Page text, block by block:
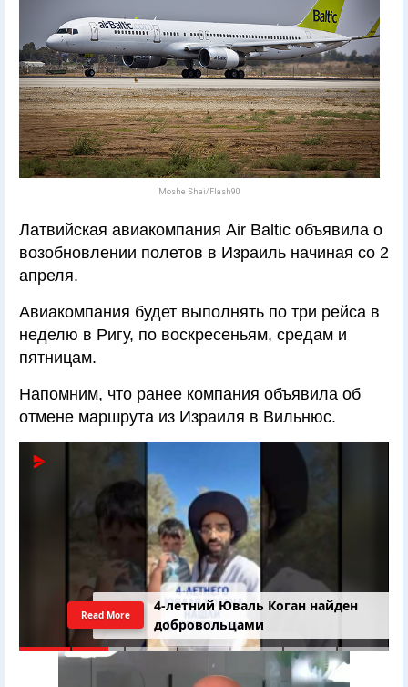
Moshe Shai/Flash90
Латвийская авиакомпания Air Baltic объявила о
возобновлении полетов в Израиль начиная со 2
апреля.
Авиакомпания будет выполнять по три рейса в
неделю в Ригу, по воскресеньям, средам и
пятницам.
Напомним, что ранее компания объявила об
отмене маршрута из Израиля в Вильнюс.
4-летний Юваль Коган найден
добровольцами
Read More